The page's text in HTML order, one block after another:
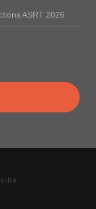
ASRT 2026